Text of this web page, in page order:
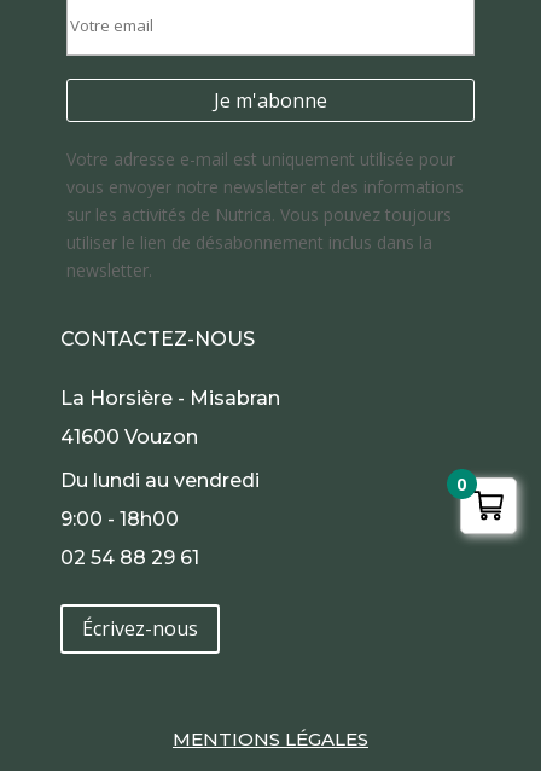
Votre adresse e-mail est uniquement utilisée pour
vous envoyer notre newsletter et des informations
sur les activités de Nutrica. Vous pouvez toujours
utiliser le lien de désabonnement inclus dans la
newsletter.
CONTACTEZ-NOUS
La Horsière - Misabran
41600 Vouzon
Du lundi au vendredi
9:00 - 18h00
02 54 88 29 61
Écrivez-nous
MENTIONS LÉGALES
0